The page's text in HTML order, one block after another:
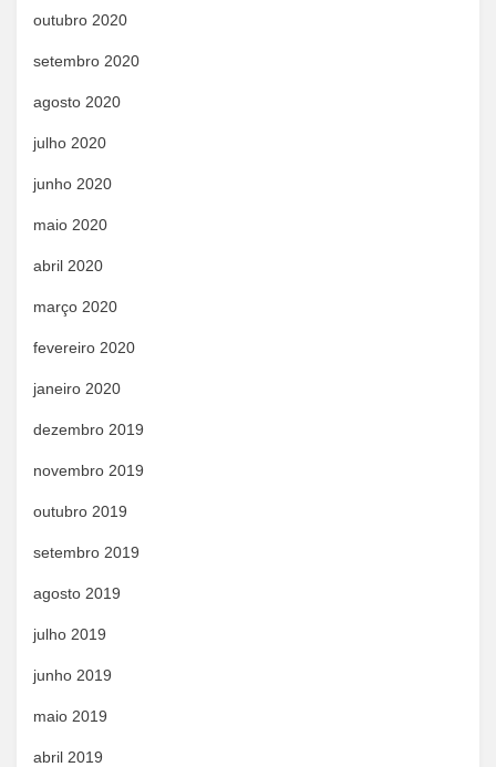
outubro 2020
setembro 2020
agosto 2020
julho 2020
junho 2020
maio 2020
abril 2020
março 2020
fevereiro 2020
janeiro 2020
dezembro 2019
novembro 2019
outubro 2019
setembro 2019
agosto 2019
julho 2019
junho 2019
maio 2019
abril 2019